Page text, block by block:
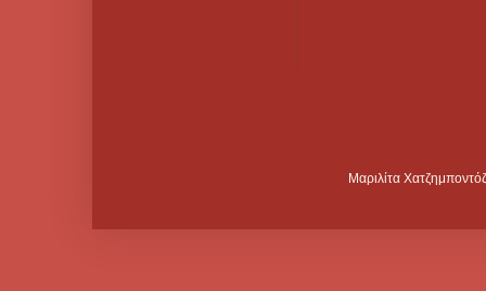
Μαριλίτα